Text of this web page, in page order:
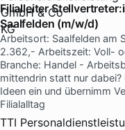
Filialleiter
Saalfelden (m/w/d)
Arbeitsort: Saalfelden am
2.362,- Arbeitszeit: Voll-
Branche: Handel -
mittendrin statt nur
Ideen ein und übernimm
Filialalltag
TTI